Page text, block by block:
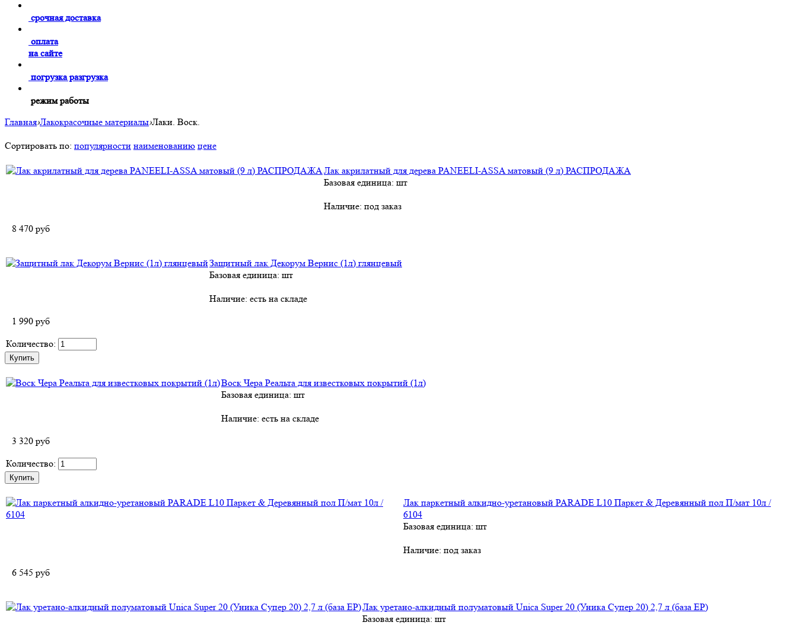
срочная доставка
оплата
на сайте
погрузка разгрузка
режим работы
Главная›Лакокрасочные материалы›Лаки. Воск.
Сортировать по: популярности наименованию цене
Лак акрилатный для дерева PANEELI-ASSA матовый (9 л) РАСПРОДАЖА
Базовая единица: шт
Наличие: под заказ
8 470 руб
Защитный лак Декорум Вернис (1л) глянцевый
Базовая единица: шт
Наличие: есть на складе
1 990 руб
Количество:
Воск Чера Реальта для известковых покрытий (1л)
Базовая единица: шт
Наличие: есть на складе
3 320 руб
Количество:
Лак паркетный алкидно-уретановый PARADE L10 Паркет & Деревянный пол П/мат 10л /
6104
Базовая единица: шт
Наличие: под заказ
6 545 руб
Лак уретано-алкидный полуматовый Unica Super 20 (Уника Супер 20) 2,7 л (база EP)
Базовая единица: шт